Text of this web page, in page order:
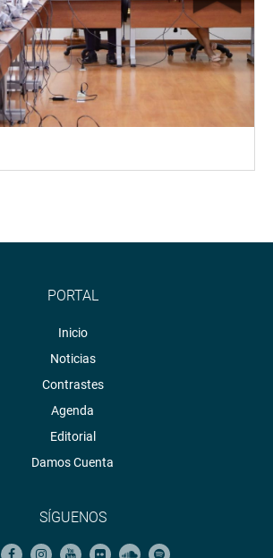
PORTAL
Inicio
Noticias
Contrastes
Agenda
Editorial
Damos Cuenta
SÍGUENOS